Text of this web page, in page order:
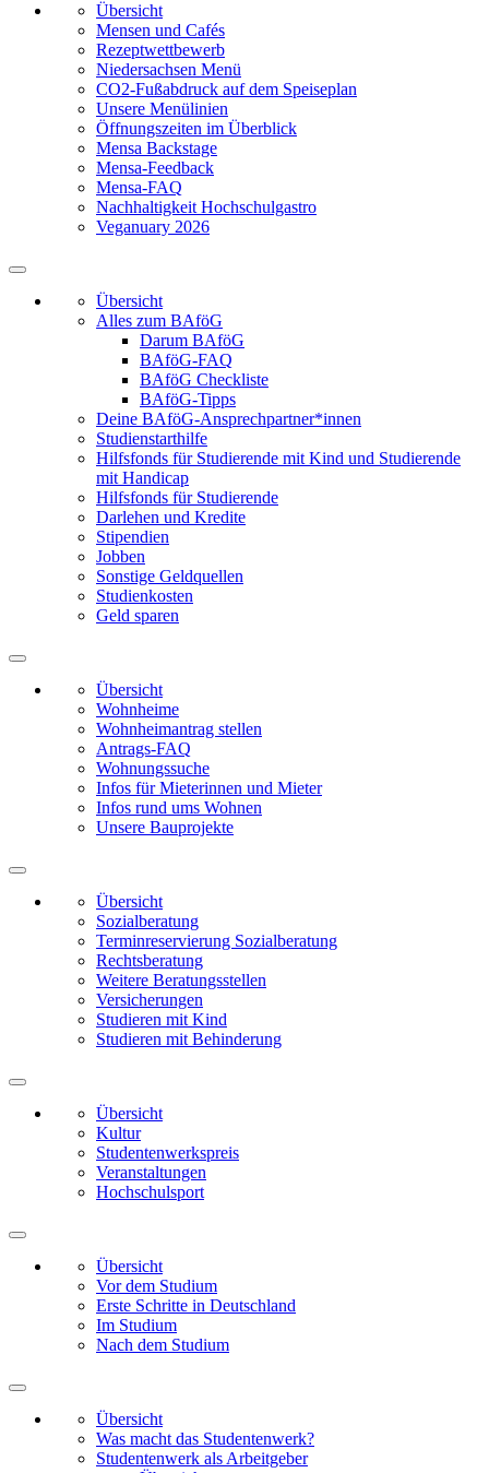
Übersicht
Mensen und Cafés
Rezeptwettbewerb
Niedersachsen Menü
CO2-Fußabdruck auf dem Speiseplan
Unsere Menülinien
Öffnungszeiten im Überblick
Mensa Backstage
Mensa-Feedback
Mensa-FAQ
Nachhaltigkeit Hochschulgastro
Veganuary 2026
Übersicht
Alles zum BAföG
Darum BAföG
BAföG-FAQ
BAföG Checkliste
BAföG-Tipps
Deine BAföG-Ansprechpartner*innen
Studienstarthilfe
Hilfsfonds für Studierende mit Kind und Studierende
mit Handicap
Hilfsfonds für Studierende
Darlehen und Kredite
Stipendien
Jobben
Sonstige Geldquellen
Studienkosten
Geld sparen
Übersicht
Wohnheime
Wohnheimantrag stellen
Antrags-FAQ
Wohnungssuche
Infos für Mieterinnen und Mieter
Infos rund ums Wohnen
Unsere Bauprojekte
Übersicht
Sozialberatung
Terminreservierung Sozialberatung
Rechtsberatung
Weitere Beratungsstellen
Versicherungen
Studieren mit Kind
Studieren mit Behinderung
Übersicht
Kultur
Studentenwerkspreis
Veranstaltungen
Hochschulsport
Übersicht
Vor dem Studium
Erste Schritte in Deutschland
Im Studium
Nach dem Studium
Übersicht
Was macht das Studentenwerk?
Studentenwerk als Arbeitgeber